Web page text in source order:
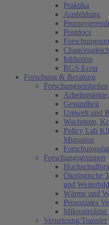
Praktika
Ausbildung
Postdocs
Inklusion
RGS Econ
Forschung & Beratung
Forschungseinheiten
Gesundheit
Umwelt und
Wachstum,
Policy Lab
Migration
Forschungsgruppen
Ökologische
und
Wärme und
Prosoziales
Mikrostruktur
Vernetzung/Transfer